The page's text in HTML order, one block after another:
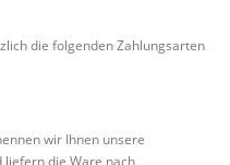
die folgenden Zahlungsarten
wir Ihnen unsere